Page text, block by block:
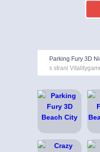
Parking Fury 3D
s strani